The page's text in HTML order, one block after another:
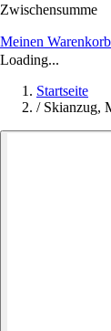
Zwischensumme
Meinen
Loading...
Startseite
/ Skianzug,